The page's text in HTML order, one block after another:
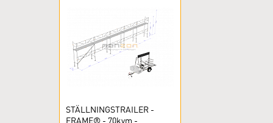
STÄLLNINGSTRAILER -
FRAME® - 70kvm -